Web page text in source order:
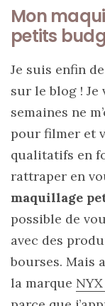
discret
06/06/2026
Mon
petits
Je suis enfin
sur le blog ! Je
semaines ne
pour filmer et
qualitatifs en
rattraper en
maquillage
possible de
avec des
bourses. Mais
la marque